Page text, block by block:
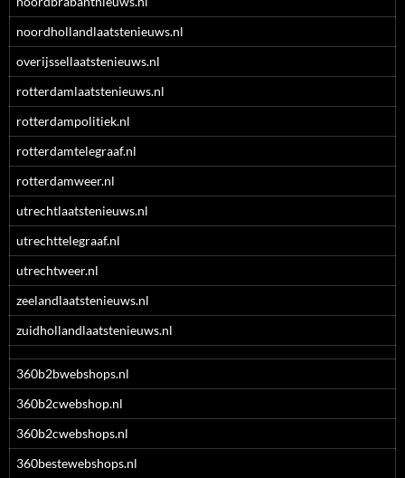
noordhollandlaatstenieuws.nl
overijssellaatstenieuws.nl
rotterdamlaatstenieuws.nl
rotterdampolitiek.nl
rotterdamtelegraaf.nl
rotterdamweer.nl
utrechtlaatstenieuws.nl
utrechttelegraaf.nl
utrechtweer.nl
zeelandlaatstenieuws.nl
zuidhollandlaatstenieuws.nl
360b2bwebshops.nl
360b2cwebshop.nl
360b2cwebshops.nl
360bestewebshops.nl